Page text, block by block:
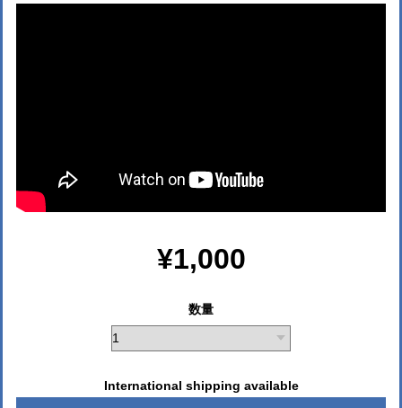
¥1,000
数量
International shipping available